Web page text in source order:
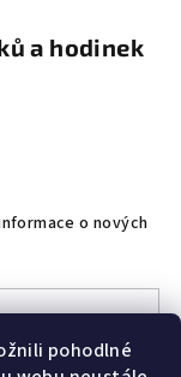
pohodlné
a hodinek
o nových
osobních